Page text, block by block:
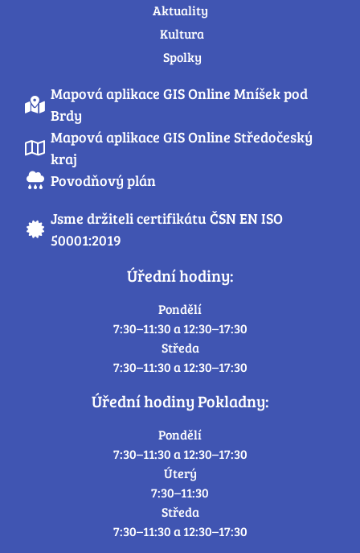
Aktuality
Kultura
Spolky
Mapová aplikace GIS Online Mníšek pod
Brdy
Mapová aplikace GIS Online Středočeský
kraj
Povodňový plán
Jsme držiteli certifikátu ČSN EN ISO
50001:2019
Úřední hodiny:
Pondělí
7:30–11:30 a 12:30–17:30
Středa
7:30–11:30 a 12:30–17:30
Úřední hodiny Pokladny:
Pondělí
7:30–11:30 a 12:30–17:30
Úterý
7:30–11:30
Středa
7:30–11:30 a 12:30–17:30